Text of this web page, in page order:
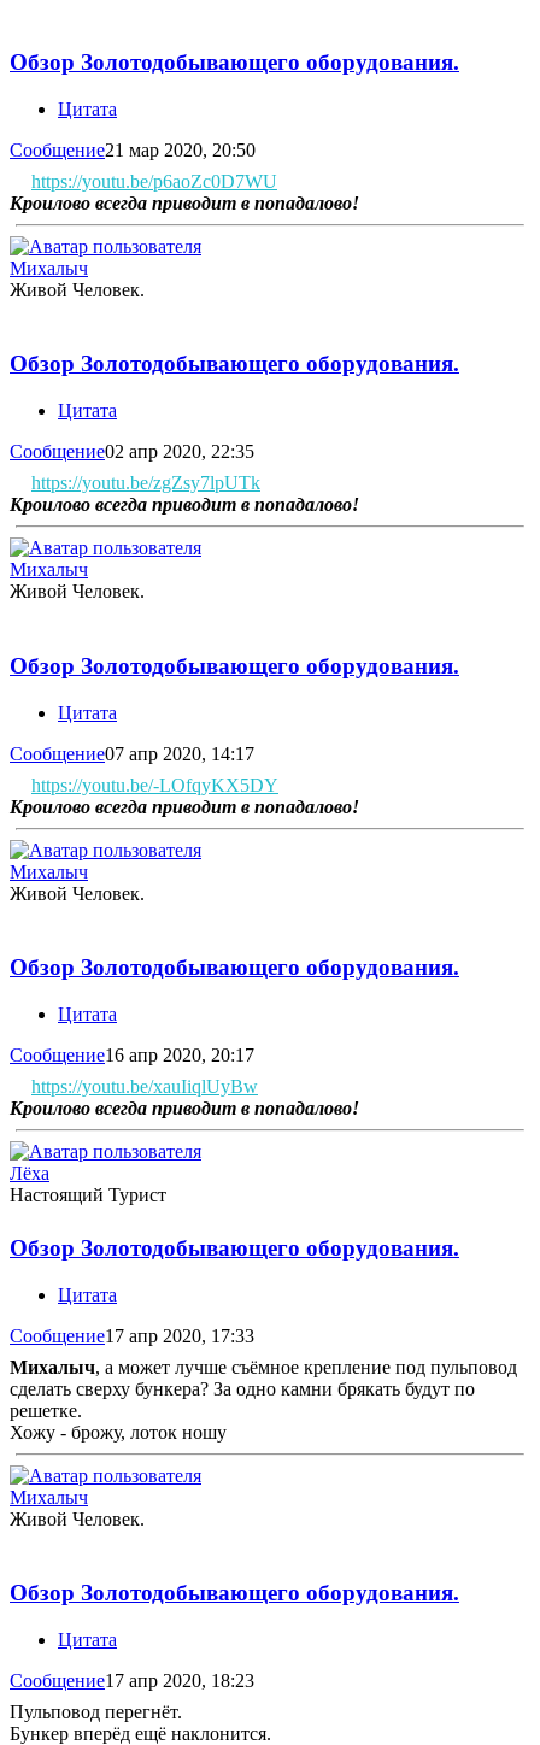
Обзор Золотодобывающего оборудования.
Цитата
Сообщение21 мар 2020, 20:50
https://youtu.be/p6aoZc0D7WU
Кроилово всегда приводит в попадалово!
Михалыч
Живой Человек.
Обзор Золотодобывающего оборудования.
Цитата
Сообщение02 апр 2020, 22:35
https://youtu.be/zgZsy7lpUTk
Кроилово всегда приводит в попадалово!
Михалыч
Живой Человек.
Обзор Золотодобывающего оборудования.
Цитата
Сообщение07 апр 2020, 14:17
https://youtu.be/-LOfqyKX5DY
Кроилово всегда приводит в попадалово!
Михалыч
Живой Человек.
Обзор Золотодобывающего оборудования.
Цитата
Сообщение16 апр 2020, 20:17
https://youtu.be/xauIiqlUyBw
Кроилово всегда приводит в попадалово!
Лёха
Настоящий Турист
Обзор Золотодобывающего оборудования.
Цитата
Сообщение17 апр 2020, 17:33
Михалыч, а может лучше съёмное крепление под пульповод
сделать сверху бункера? За одно камни брякать будут по
решетке.
Хожу - брожу, лоток ношу
Михалыч
Живой Человек.
Обзор Золотодобывающего оборудования.
Цитата
Сообщение17 апр 2020, 18:23
Пульповод перегнёт.
Бункер вперёд ещё наклонится.